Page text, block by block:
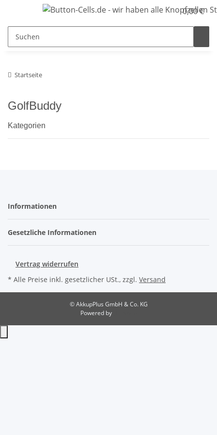
0,00 €
Startseite
GolfBuddy
Kategorien
Informationen
Gesetzliche Informationen
Vertrag widerrufen
* Alle Preise inkl. gesetzlicher USt., zzgl. Versand
© AkkupPlus GmbH & Co. KG
Powered by